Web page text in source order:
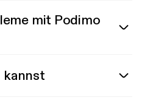
mit Podimo
kannst